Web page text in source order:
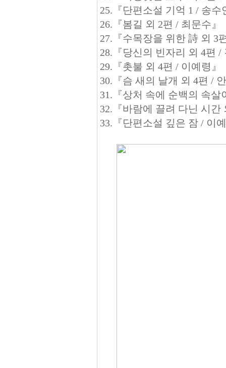
25.『단편소설 기억 1 / 송
26.『봄길 외 2편 / 최문수』
27.『수목장을 위한 詩 외 3
28.『당신의 빈자리 외 4편
29.『촛불 외 4편 / 이예령』
30.『슴 새의 날개 외 4편 /
31.『상처 속에 순백의 속
32.『바람에 끌려 다닌 시
33.『단편소설 깊은 잠 / 이